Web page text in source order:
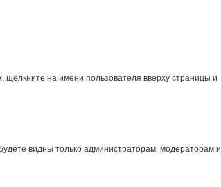
на имени пользователя вверху страницы и
будете видны только администраторам, модераторам и